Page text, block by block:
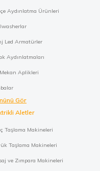
Aydınlatma Ürünleri
Led Armatürler
Aydınlatmaları
Mekan Aplikleri
Gör
Aletler
Taşlama Makineleri
Taşlama Makineleri
ve Zımpara Makineleri